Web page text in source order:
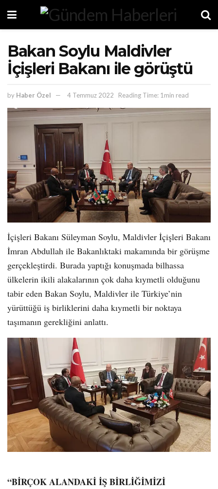
Bakan Soylu Maldivler
İçişleri Bakanı ile görüştü
by Haber Özel 4 Temmuz 2022 Reading Time: 1min read
İçişleri Bakanı Süleyman Soylu, Maldivler İçişleri Bakanı
İmran Abdullah ile Bakanlıktaki makamında bir görüşme
gerçekleştirdi. Burada yaptığı konuşmada bilhassa
ülkelerin ikili alakalarının çok daha kıymetli olduğunu
tabir eden Bakan Soylu, Maldivler ile Türkiye’nin
yürüttüğü iş birliklerini daha kıymetli bir noktaya
taşımanın gerekliğini anlattı.
“BİRÇOK ALANDAKİ İŞ BİRLİĞİMİZİ